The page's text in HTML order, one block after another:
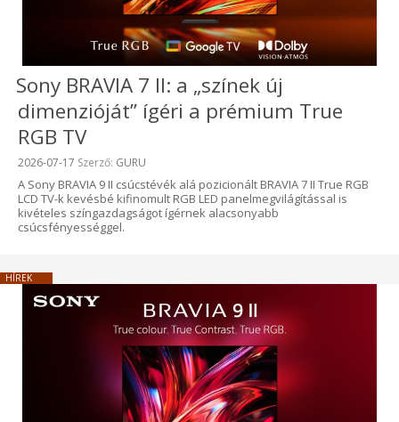
Sony BRAVIA 7 II: a „színek új
dimenzióját” ígéri a prémium True
RGB TV
Beküldve:
2026-07-17 Szerző: GURU
A Sony BRAVIA 9 II csúcstévék alá pozicionált BRAVIA 7 II True RGB
LCD TV-k kevésbé kifinomult RGB LED panelmegvilágítással is
kivételes színgazdagságot ígérnek alacsonyabb
csúcsfényességgel.
HÍREK